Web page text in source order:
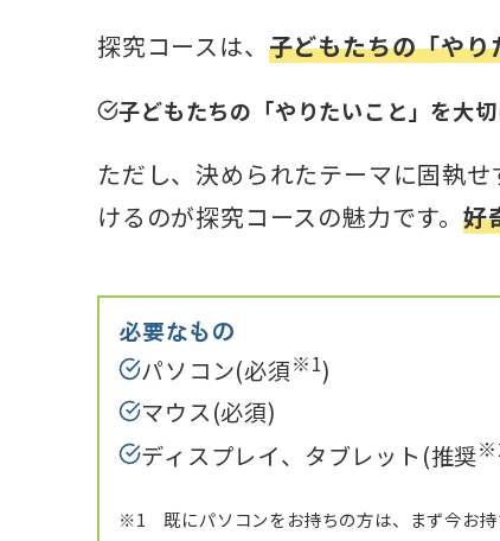
探究コースは、 子どもたちの「や
子どもたちの「やりたいこと」を大切
ただし、決められたテーマに固執
けるのが探究コースの魅力です。 好
必要なもの
パソコン(必須※1)
マウス(必須)
ディスプレイ、タブレット(推奨
※1 既にパソコンをお持ちの方は、まず今お持